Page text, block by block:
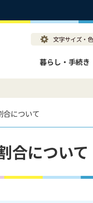
暮らし・手続き
合について
合について